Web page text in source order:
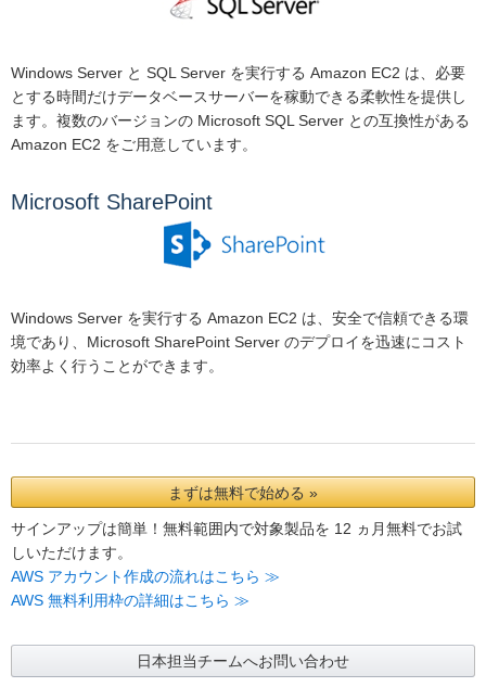
Windows Server と SQL Server を実行する Amazon EC2 は、必要
とする時間だけデータベースサーバーを稼動できる柔軟性を提供し
ます。複数のバージョンの Microsoft SQL Server との互換性がある
Amazon EC2 をご用意しています。
Microsoft SharePoint
Windows Server を実行する Amazon EC2 は、安全で信頼できる環
境であり、Microsoft SharePoint Server のデプロイを迅速にコスト
効率よく行うことができます。
まずは無料で始める »
サインアップは簡単！無料範囲内で対象製品を 12 ヵ月無料でお試
しいただけます。
AWS アカウント作成の流れはこちら ≫
AWS 無料利用枠の詳細はこちら ≫
日本担当チームへお問い合わせ